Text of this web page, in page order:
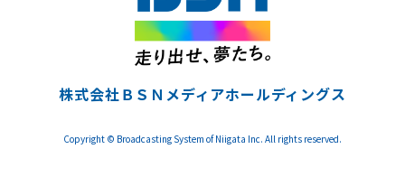
株式会社ＢＳＮメディアホールディングス
Copyright © Broadcasting System of Niigata Inc. All rights reserved.